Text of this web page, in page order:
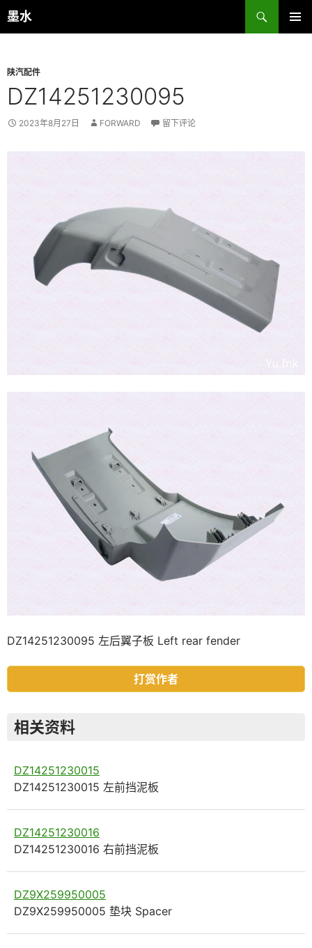
跳
至
墨水
搜
索
陕汽配件
DZ14251230095
2023年8月27日 FORWARD 留下评论
DZ14251230095 左后翼子板 Left rear fender
打赏作者
相关资料
DZ14251230015
DZ14251230015 左前挡泥板
DZ14251230016
DZ14251230016 右前挡泥板
DZ9X259950005
DZ9X259950005 垫块 Spacer